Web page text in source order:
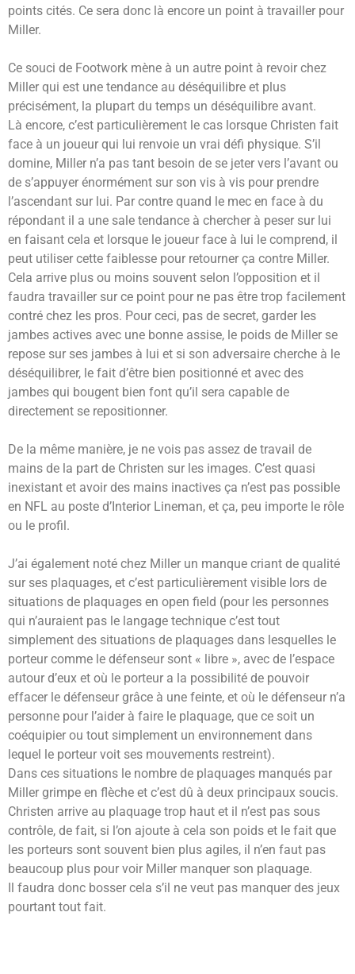
points cités. Ce sera donc là encore un point à travailler pour
Miller.
Ce souci de Footwork mène à un autre point à revoir chez
Miller qui est une tendance au déséquilibre et plus
précisément, la plupart du temps un déséquilibre avant.
Là encore, c’est particulièrement le cas lorsque Christen fait
face à un joueur qui lui renvoie un vrai défi physique. S’il
domine, Miller n’a pas tant besoin de se jeter vers l’avant ou
de s’appuyer énormément sur son vis à vis pour prendre
l’ascendant sur lui. Par contre quand le mec en face à du
répondant il a une sale tendance à chercher à peser sur lui
en faisant cela et lorsque le joueur face à lui le comprend, il
peut utiliser cette faiblesse pour retourner ça contre Miller.
Cela arrive plus ou moins souvent selon l’opposition et il
faudra travailler sur ce point pour ne pas être trop facilement
contré chez les pros. Pour ceci, pas de secret, garder les
jambes actives avec une bonne assise, le poids de Miller se
repose sur ses jambes à lui et si son adversaire cherche à le
déséquilibrer, le fait d’être bien positionné et avec des
jambes qui bougent bien font qu’il sera capable de
directement se repositionner.
De la même manière, je ne vois pas assez de travail de
mains de la part de Christen sur les images. C’est quasi
inexistant et avoir des mains inactives ça n’est pas possible
en NFL au poste d’Interior Lineman, et ça, peu importe le rôle
ou le profil.
J’ai également noté chez Miller un manque criant de qualité
sur ses plaquages, et c’est particulièrement visible lors de
situations de plaquages en open field (pour les personnes
qui n’auraient pas le langage technique c’est tout
simplement des situations de plaquages dans lesquelles le
porteur comme le défenseur sont « libre », avec de l’espace
autour d’eux et où le porteur a la possibilité de pouvoir
effacer le défenseur grâce à une feinte, et où le défenseur n’a
personne pour l’aider à faire le plaquage, que ce soit un
coéquipier ou tout simplement un environnement dans
lequel le porteur voit ses mouvements restreint).
Dans ces situations le nombre de plaquages manqués par
Miller grimpe en flèche et c’est dû à deux principaux soucis.
Christen arrive au plaquage trop haut et il n’est pas sous
contrôle, de fait, si l’on ajoute à cela son poids et le fait que
les porteurs sont souvent bien plus agiles, il n’en faut pas
beaucoup plus pour voir Miller manquer son plaquage.
Il faudra donc bosser cela s’il ne veut pas manquer des jeux
pourtant tout fait.